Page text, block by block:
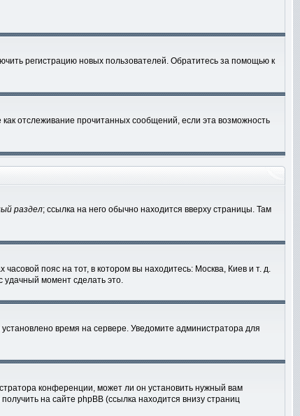
регистрацию новых пользователей. Обратитесь за помощью к
отслеживание прочитанных сообщений, если эта возможность
раздел; ссылка на него обычно находится вверху страницы. Там
пояс на тот, в котором вы находитесь: Москва, Киев и т. д.
удачный момент сделать это.
время на сервере. Уведомите администратора для
конференции, может ли он установить нужный вам
на сайте phpBB (ссылка находится внизу страниц